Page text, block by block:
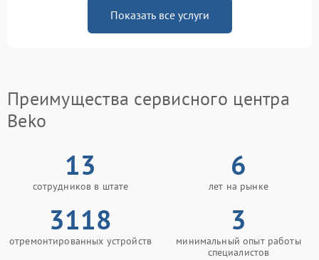
Показать все услуги
Преимущества сервисного центра
Beko
13
сотрудников в штате
6
лет на рынке
3118
отремонтированных устройств
3
минимальный опыт работы
специалистов